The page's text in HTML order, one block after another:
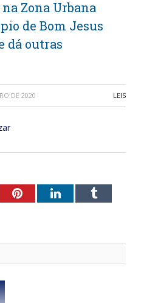
Zona Urbana
de Bom Jesus
dá outras
DE 2020 LEIS
PinterestLinkedInTumblr